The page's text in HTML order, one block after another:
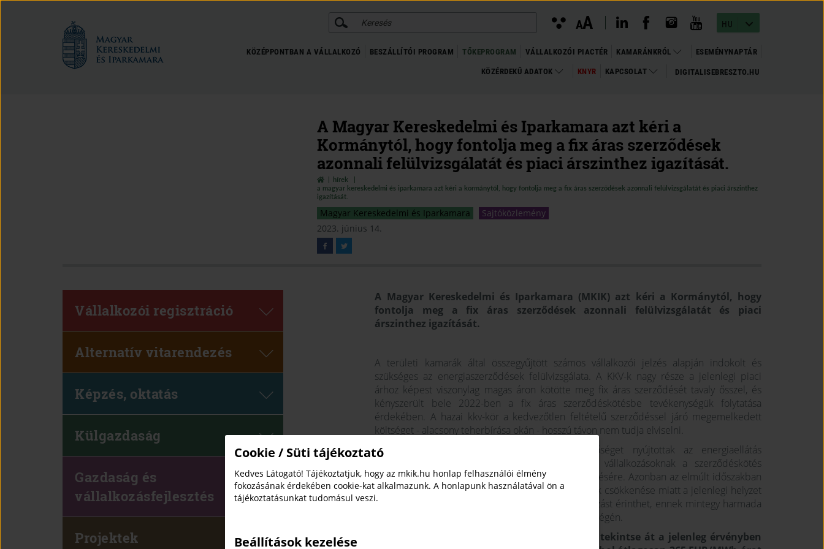
Magyar
Kereskedelmi
és
Iparkamara
KERESÉS Kontraszt
nézet
Betűméret
AA linkedin megnyitása
(open in new window)facebook megnyitása
(open in new window)instagram megnyitása
(open in new window)youtube megnyitása
(open in new window)
HU
KÖZÉPPONTBAN A VÁLLALKOZÓ BESZÁLLÍTÓI PROGRAM TŐKEPROGRAM VÁLLALKOZÓI PIACTÉR KAMARÁNKRÓL ESEMÉNYNAPTÁR
KÖZÉRDEKŰ ADATOK
KNYR
KAPCSOLAT
DIGITALISEBRESZTO.HU
A Magyar Kereskedelmi és Iparkamara azt kéri a
Kormánytól, hogy fontolja meg a fix áras szerződések
azonnali felülvizsgálatát és piaci árszinthez igazítását.
hírek
a magyar kereskedelmi és iparkamara azt kéri a kormánytól, hogy fontolja meg a fix áras szerződések azonnali felülvizsgálatát és piaci árszinthez
igazítását.
Magyar Kereskedelmi és Iparkamara
Sajtóközlemény
2023. június 14.
Vállalkozói regisztráció
Alternatív vitarendezés
Képzés, oktatás
Külgazdaság
Gazdaság és
vállalkozásfejlesztés
Projektek
A Magyar Kereskedelmi és Iparkamara (MKIK) azt kéri a Kormánytól, hogy
fontolja meg a fix áras szerződések azonnali felülvizsgálatát és piaci
árszinthez igazítását.
A területi kamarák által összegyűjtött számos vállalkozói jelzés alapján indokolt és
szükséges az energiaszerződések felülvizsgálata. A KKV-k nagy része a jelenlegi piaci
árhoz képest viszonylag magas áron kötötte meg fix áras szerződését tavaly ősszel, és
kényszerült bele 2022-ben a fix áras szerződéskötésbe tevékenységük folytatása
érdekében. A hazai kkv-kör a kedvezőtlen feltételű szerződéssel járó megemelkedett
költséget - alacsony teherbírása okán - hosszú távon nem tudja elviselni.
A fix áras szerződések ugyan előnyös lehetőséget nyújtottak az energiaellátás
biztosítására, kiszámítható költségeket nyújtva a vállalkozásoknak a szerződéskötés
évében felmerült negatív külső körülmények enyhítésére. Azonban az elmúlt időszakban
bekövetkezett piaci változások és a nemzetközi árak csökkenése miatt a jelenlegi helyzet
nagyságrendileg hozzávetőlegesen 60 ezer vállalkozást érinthet, ennek mintegy harmada
az, aki rendkívül magas áron szerződött le tavaly év végén.
Az MKIK ezért javasolja, hogy a Kormányzat tekintse át a jelenleg érvényben
Cookie / Süti tájékoztató
Kedves Látogató! Tájékoztatjuk, hogy az mkik.hu honlap felhasználói élmény
fokozásának érdekében cookie-kat alkalmazunk. A honlapunk használatával ön a
tájékoztatásunkat tudomásul veszi.
Beállítások kezelése